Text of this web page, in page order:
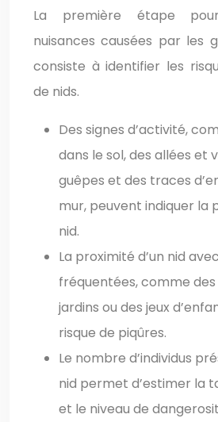
La première étape
nuisances causées par les
consiste à identifier les
de nids.
Des signes d’activité,
dans le sol, des allées et
guêpes et des traces
mur, peuvent indiquer la
nid.
La proximité d’un nid
fréquentées, comme
jardins ou des jeux
risque de piqûres.
Le nombre d’individus
nid permet d’estimer la
et le niveau de